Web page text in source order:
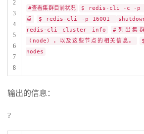
2
3
4
5
6
7
8
#查看集群目前状况 $ redis-cli -c -p
点
$ redis-cli -p 16001
redis-cli cluster info
#列出集
（node），以及这些节点的相关信息。
nodes
输出的信息：
?